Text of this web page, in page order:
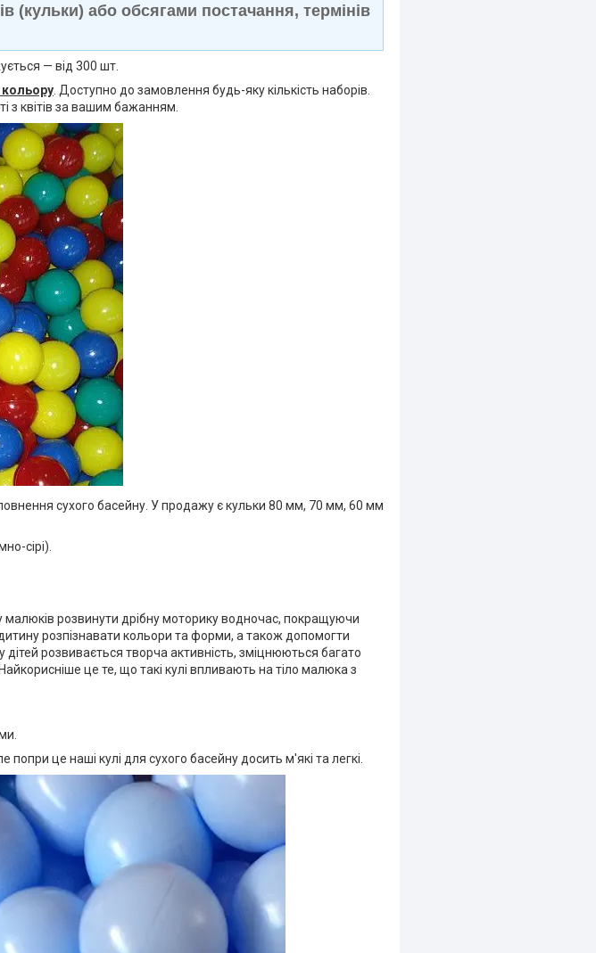
(кульки) або обсягами постачання, термінів
— від 300 шт.
кольору . Доступно до замовлення будь-яку кількість наборів.
з квітів за вашим бажанням.
сухого басейну. У продажу є кульки 80 мм, 70 мм, 60 мм
сірі).
малюків розвинути дрібну моторику водночас, покращуючи
розпізнавати кольори та форми, а також допомогти
розвивається творча активність, зміцнюються багато
це те, що такі кулі впливають на тіло малюка з
це наші кулі для сухого басейну досить м'які та легкі.